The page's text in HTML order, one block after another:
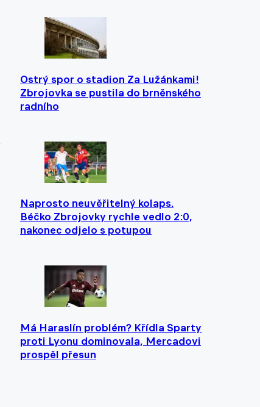
Ostrý spor o stadion Za Lužánkami!
Zbrojovka se pustila do brněnského
radního
Naprosto neuvěřitelný kolaps.
Béčko Zbrojovky rychle vedlo 2:0,
nakonec odjelo s potupou
Má Haraslín problém? Křídla Sparty
proti Lyonu dominovala, Mercadovi
prospěl přesun